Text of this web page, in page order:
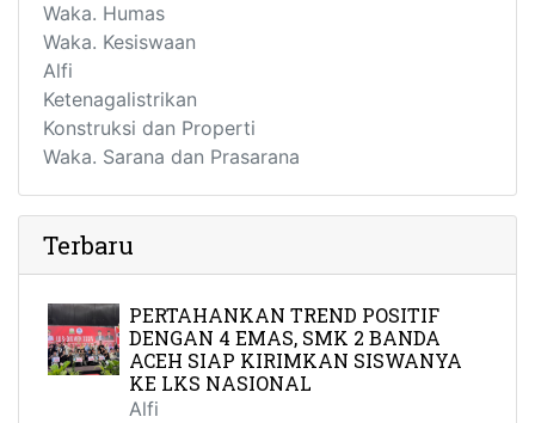
Waka. Humas
Waka. Kesiswaan
Alfi
Ketenagalistrikan
Konstruksi dan Properti
Waka. Sarana dan Prasarana
Terbaru
PERTAHANKAN TREND POSITIF
DENGAN 4 EMAS, SMK 2 BANDA
ACEH SIAP KIRIMKAN SISWANYA
KE LKS NASIONAL
Alfi